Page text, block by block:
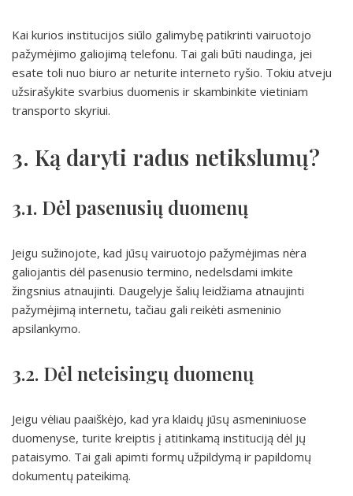
Kai kurios institucijos siūlo galimybę patikrinti vairuotojo
pažymėjimo galiojimą telefonu. Tai gali būti naudinga, jei
esate toli nuo biuro ar neturite interneto ryšio. Tokiu atveju
užsirašykite svarbius duomenis ir skambinkite vietiniam
transporto skyriui.
3. Ką daryti radus netikslumų?
3.1. Dėl pasenusių duomenų
Jeigu sužinojote, kad jūsų vairuotojo pažymėjimas nėra
galiojantis dėl pasenusio termino, nedelsdami imkite
žingsnius atnaujinti. Daugelyje šalių leidžiama atnaujinti
pažymėjimą internetu, tačiau gali reikėti asmeninio
apsilankymo.
3.2. Dėl neteisingų duomenų
Jeigu vėliau paaiškėjo, kad yra klaidų jūsų asmeniniuose
duomenyse, turite kreiptis į atitinkamą instituciją dėl jų
pataisymo. Tai gali apimti formų užpildymą ir papildomų
dokumentų pateikimą.